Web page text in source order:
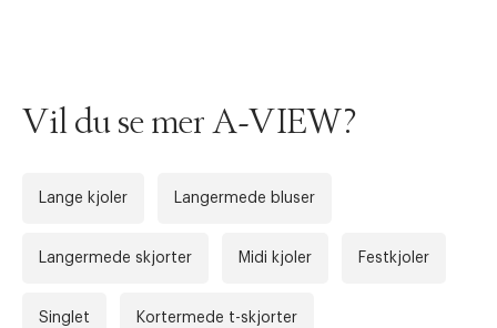
Forrige
Vil du se mer A-VIEW?
Lange kjoler Langermede bluser
Langermede skjorter Midi kjoler Festkjoler
Singlet Kortermede t-skjorter